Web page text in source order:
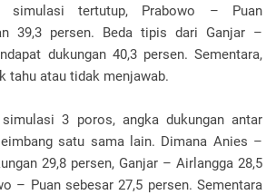
simulasi tertutup, Prabowo – Puan
39,3 persen. Beda tipis dari Ganjar –
dukungan 40,3 persen. Sementara,
tahu atau tidak menjawab.
3 poros, angka dukungan antar
satu sama lain. Dimana Anies –
29,8 persen, Ganjar – Airlangga 28,5
– Puan sebesar 27,5 persen. Sementara